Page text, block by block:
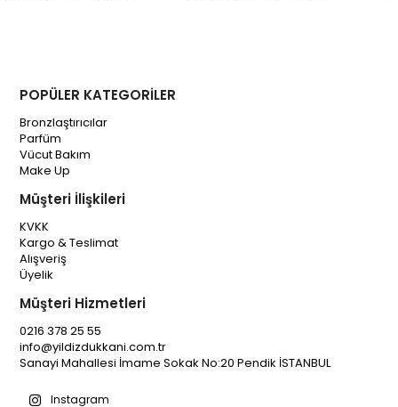
POPÜLER KATEGORİLER
Bronzlaştırıcılar
Parfüm
Vücut Bakım
Make Up
Müşteri İlişkileri
KVKK
Kargo & Teslimat
Alışveriş
Üyelik
Müşteri Hizmetleri
0216 378 25 55
info@yildizdukkani.com.tr
Sanayi Mahallesi İmame Sokak No:20 Pendik İSTANBUL
Instagram